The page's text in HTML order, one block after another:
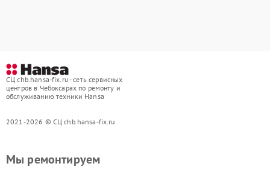
СЦ chb.hansa-fix.ru - сеть сервисных
центров в Чебоксарах по ремонту и
обслуживанию техники Hansa
2021-2026 © СЦ chb.hansa-fix.ru
Мы ремонтируем